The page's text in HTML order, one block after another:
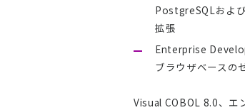
PostgreSQLおよ
拡張
Enterprise
ブラウザベースの
Visual COBOL 8.0、エ